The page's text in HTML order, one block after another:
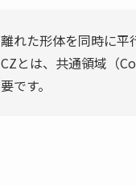
離れた形体を同時に平
CZとは、共通領域（
要です。